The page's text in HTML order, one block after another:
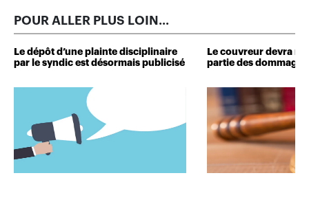
POUR ALLER PLUS LOIN...
Le dépôt d’une plainte disciplinaire
par le syndic est désormais publicisé
Le couvreur devra
partie des dommages